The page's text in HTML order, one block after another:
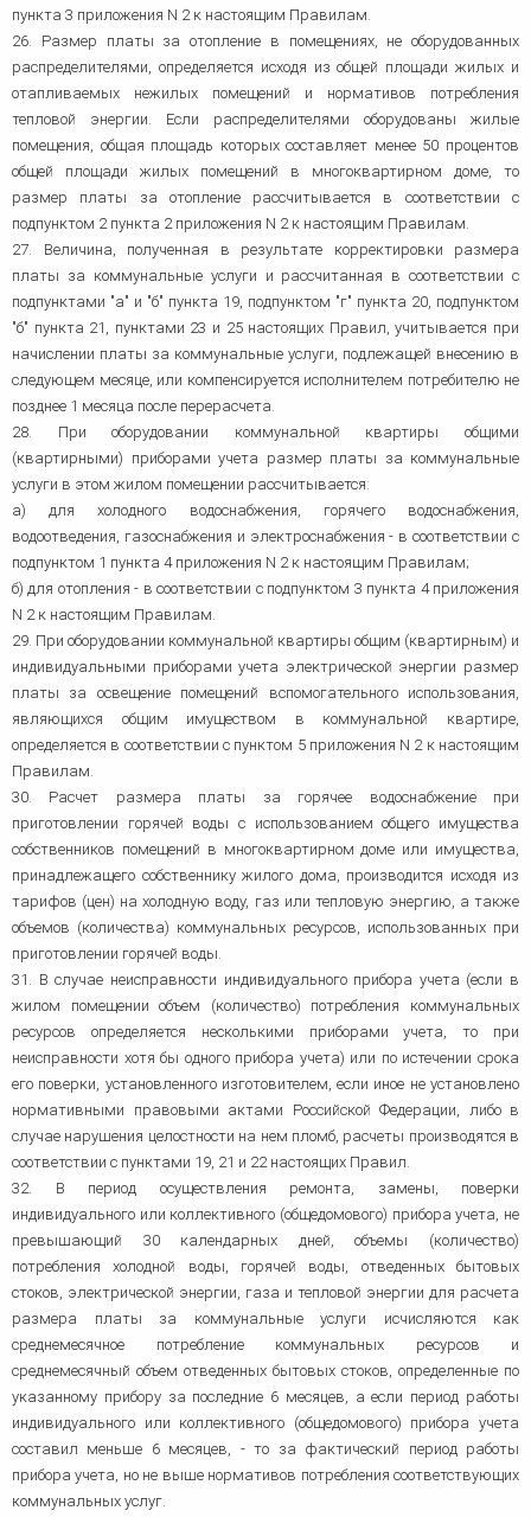
пункта 3 приложения N 2 к настоящим Правилам.
26. Размер платы за отопление в помещениях, не оборудованных
распределителями, определяется исходя из общей площади жилых и
отапливаемых нежилых помещений и нормативов потребления
тепловой энергии. Если распределителями оборудованы жилые
помещения, общая площадь которых составляет менее 50 процентов
общей площади жилых помещений в многоквартирном доме, то
размер платы за отопление рассчитывается в соответствии с
подпунктом 2 пункта 2 приложения N 2 к настоящим Правилам.
27. Величина, полученная в результате корректировки размера
платы за коммунальные услуги и рассчитанная в соответствии с
подпунктами "а" и "б" пункта 19, подпунктом "г" пункта 20, подпунктом
"б" пункта 21, пунктами 23 и 25 настоящих Правил, учитывается при
начислении платы за коммунальные услуги, подлежащей внесению в
следующем месяце, или компенсируется исполнителем потребителю не
позднее 1 месяца после перерасчета.
28. При оборудовании коммунальной квартиры общими
(квартирными) приборами учета размер платы за коммунальные
услуги в этом жилом помещении рассчитывается:
а) для холодного водоснабжения, горячего водоснабжения,
водоотведения, газоснабжения и электроснабжения - в соответствии с
подпунктом 1 пункта 4 приложения N 2 к настоящим Правилам;
б) для отопления - в соответствии с подпунктом 3 пункта 4 приложения
N 2 к настоящим Правилам.
29. При оборудовании коммунальной квартиры общим (квартирным) и
индивидуальными приборами учета электрической энергии размер
платы за освещение помещений вспомогательного использования,
являющихся общим имуществом в коммунальной квартире,
определяется в соответствии с пунктом 5 приложения N 2 к настоящим
Правилам.
30. Расчет размера платы за горячее водоснабжение при
приготовлении горячей воды с использованием общего имущества
собственников помещений в многоквартирном доме или имущества,
принадлежащего собственнику жилого дома, производится исходя из
тарифов (цен) на холодную воду, газ или тепловую энергию, а также
объемов (количества) коммунальных ресурсов, использованных при
приготовлении горячей воды.
31. В случае неисправности индивидуального прибора учета (если в
жилом помещении объем (количество) потребления коммунальных
ресурсов определяется несколькими приборами учета, то при
неисправности хотя бы одного прибора учета) или по истечении срока
его поверки, установленного изготовителем, если иное не установлено
нормативными правовыми актами Российской Федерации, либо в
случае нарушения целостности на нем пломб, расчеты производятся в
соответствии с пунктами 19, 21 и 22 настоящих Правил.
32. В период осуществления ремонта, замены, поверки
индивидуального или коллективного (общедомового) прибора учета, не
превышающий 30 календарных дней, объемы (количество)
потребления холодной воды, горячей воды, отведенных бытовых
стоков, электрической энергии, газа и тепловой энергии для расчета
размера платы за коммунальные услуги исчисляются как
среднемесячное потребление коммунальных ресурсов и
среднемесячный объем отведенных бытовых стоков, определенные по
указанному прибору за последние 6 месяцев, а если период работы
индивидуального или коллективного (общедомового) прибора учета
составил меньше 6 месяцев, - то за фактический период работы
прибора учета, но не выше нормативов потребления соответствующих
коммунальных услуг.